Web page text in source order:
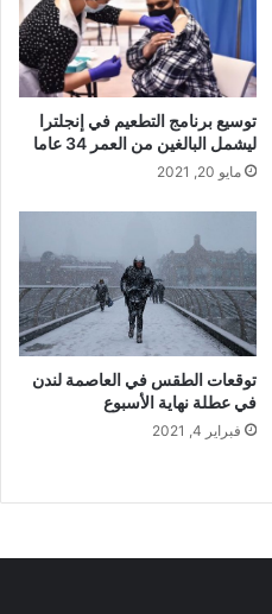
توسيع برنامج التطعيم في إنجلترا
ليشمل البالغين من العمر 34 عاما
مايو 20, 2021
توقعات الطقس في العاصمة لندن
في عطلة نهاية الأسبوع
فبراير 4, 2021